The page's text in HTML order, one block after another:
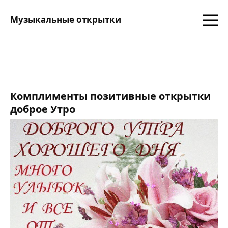
Музыкальные открытки
Комплименты позитивные открытки
доброе Утро